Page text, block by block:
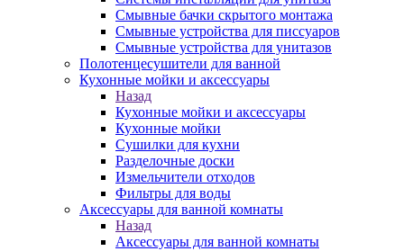
Смывные бачки скрытого монтажа
Смывные устройства для писсуаров
Смывные устройства для унитазов
Полотенцесушители для ванной
Кухонные мойки и аксессуары
Назад
Кухонные мойки и аксессуары
Кухонные мойки
Сушилки для кухни
Разделочные доски
Измельчители отходов
Фильтры для воды
Аксессуары для ванной комнаты
Назад
Аксессуары для ванной комнаты